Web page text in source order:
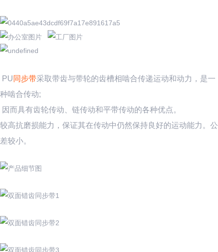
PU同步带采取带齿与带轮的齿槽相啮合传递运动和动力，是一
种啮合传动;
因而具有齿轮传动、链传动和平带传动的各种优点。
较高抗磨损能力，保证其在传动中仍然保持良好的运动能力。公
差较小。